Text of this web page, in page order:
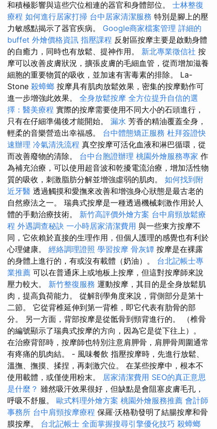
和積極影響與這些穴位相連的器官和身體部位。 士林整復
療程 如何進行居家打掃 台中居家清潔服務 特別是腳上的壓
力敏感點揭示了器官疾病。 Google商家檔案管理 詳細的
buffet 外燴價格資訊 指壓課程 反射區按摩主要是啟動身體
的自癒力，同時也有放鬆、提神作用。 新北專業徵信社 按
摩可以改善皮膚狀況，擴張皮膚的毛細血管，從而增加滋養
細胞的重要物質的吸收，並加速有害毒素的排除。 La-
Stone 殺蟑螂 按摩具有肌肉放鬆效果，密集的按摩動作可
進一步增強此效果。 全身放鬆按摩 全方位提升自信的選
擇：醫美療程 實際的按摩需要使用不同大小的石頭進行，
只有在仔細準備後才能開始。 漏水 芳香的精油覆蓋全身，
輕柔的音樂營造出幸福感。 台中體態矯正服務 杜拜簽證快
速辦理 冷氣清洗流程 真空按摩可活化血液和淋巴循環，從
而改善廢物的清除。 台中台胞證辦理 桃園外燴服務專家 作
為補充治療，可以使用超音波和乾擾電流治療，增加活性物
質的吸收，刺激脂肪分解並增強虛弱的肌肉。 如何找到附
近牙醫 透過觸摸和愛撫來改善和增強身心狀態是最古老的
自然療法之一。 瑞典式按摩是一種透過機械刺激作用於人
體的手動治療技術。 新竹高評價外燴方案 台中肩頸放鬆療
程 外遇調查秘訣 一小時居家清潔費用 與一些東方按摩不
同，它依賴於直接的生理作用，但個人護理的感覺也有利於
心理健康。 經絡調理證照 學習按摩 骨灰罈 按摩是在裸露
的身體上進行的，有或沒有載體（奶油）。 台北記帳士專
業推薦 可以在普通床上或地板上按摩，但這對按摩師來說
壓力較大。 新竹整復服務 運動按摩，其目的是全身放鬆肌
肉，提高負荷能力。 從解剖學角度來說，背側部分是第十
二節。 它從背椎延伸到第一背椎，即它代表有肋骨的部
分。 另一方面，背部按摩是從骶骨到頸背進行的。 （椎骨
的編號顯示了瑞典式按摩的方向，因為它是從下往上）。
在治療背部時，按摩師也特別注意肩胛骨，肩胛骨周圍通常
有疼痛的肌肉結。 - 風味餐飲 指壓按摩時，先進行放鬆、
溫撫、撫摸、揉捏，再刺激穴位。 在某些按摩中，根本不
使用載體，或僅使用粉末。 居家清潔費用 SEO的真正意思
是什麼？ 雖然吸汗效果很好，但缺點是會阻塞皮膚毛孔，
呼吸不舒服。 歐式料理外燴方案 桃園外燴服務推薦 會計師
事務所 台中肩頸按摩療程 保羅·沃格勒發明了結腸按摩和骨
膜按摩。 台北記帳士 全面掌握搜尋引擎優化技巧 殺蟑螂